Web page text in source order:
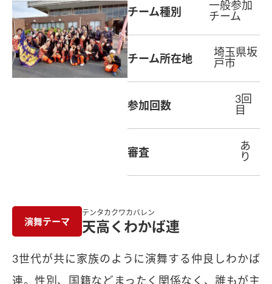
チーム種別
一般参加
チーム
チーム所在地
埼玉県坂
戸市
参加回数
3回
目
審査
あ
り
演舞テーマ
テンタカクワカバレン
天高くわかば連
3世代が共に家族のように演舞する仲良しわかば
連。性別、国籍などまったく関係なく、誰もが主